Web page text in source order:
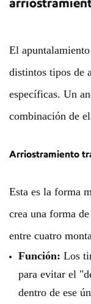
El
distintos tipos de
específicas. Un
combinación de
Arriostramiento
Esta es la forma
crea una forma
entre cuatro
Función: Los
para evitar el
dentro de ese